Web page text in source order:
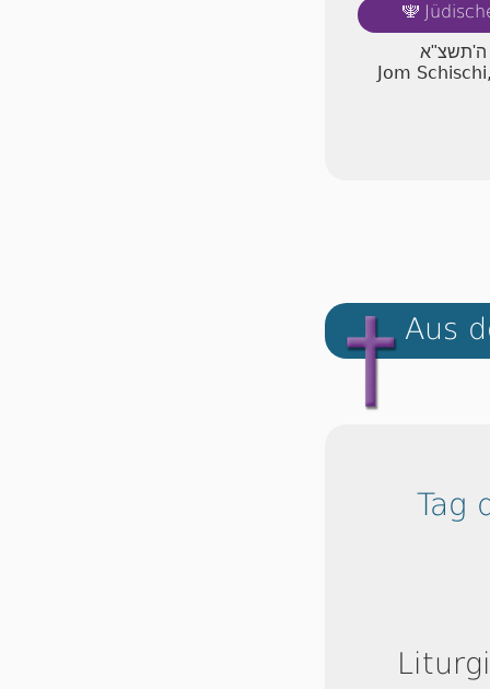
🕎
ה'תשצ"א
Jom
Aus
Tag